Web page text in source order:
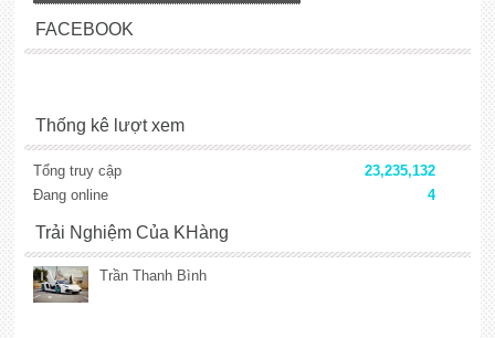
FACEBOOK
Thống kê lượt xem
Tổng truy cập
23,235,132
Đang online
4
Trải Nghiệm Của KHàng
Trần Thanh Bình